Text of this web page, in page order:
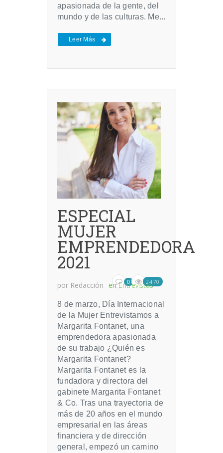
apasionada de la gente, del
mundo y de las culturas. Me...
Leer Más
ESPECIAL
MUJER
EMPRENDEDORA
2021
por Redacción en Entrevistas
0 2470
8 de marzo, Día Internacional
de la Mujer Entrevistamos a
Margarita Fontanet, una
emprendedora apasionada
de su trabajo ¿Quién es
Margarita Fontanet?
Margarita Fontanet es la
fundadora y directora del
gabinete Margarita Fontanet
& Co. Tras una trayectoria de
más de 20 años en el mundo
empresarial en las áreas
financiera y de dirección
general, empezó un camino